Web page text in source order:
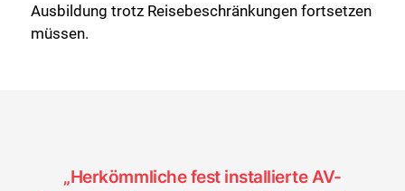
Ausbildung trotz Reisebeschränkungen fortsetzen
müssen.
„Herkömmliche fest installierte AV-